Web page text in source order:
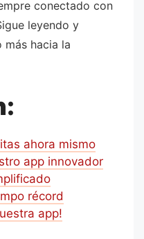
conectado con
leyendo y
más hacia la
ahora mismo
app innovador
récord
app!